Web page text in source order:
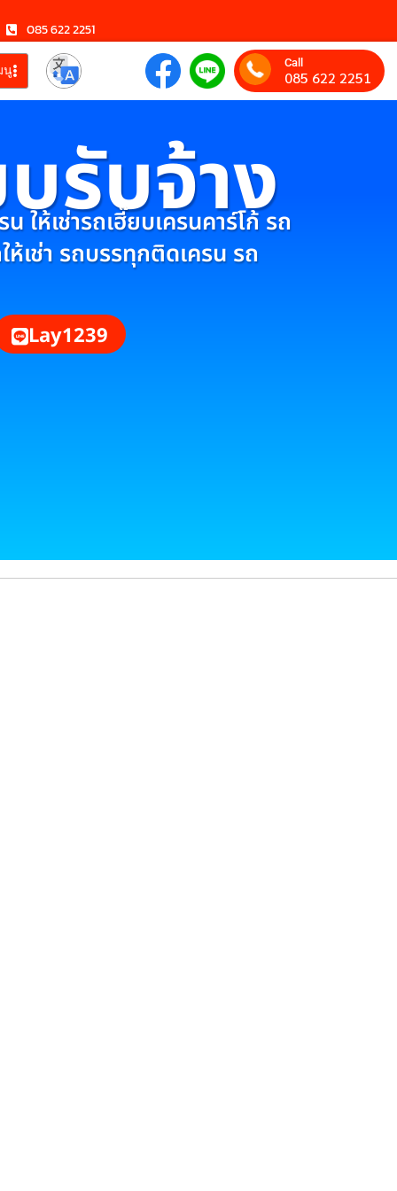
085 622 2251
นู Call
085 622 2251
รับจ้าง
ให้เช่ารถเฮี๊ยบเครนคาร์โก้ รถ
ห้เช่า รถบรรทุกติดเครน รถ
Lay1239